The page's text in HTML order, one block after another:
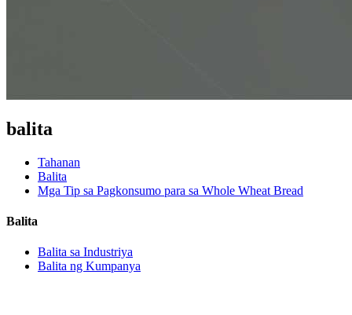
balita
Tahanan
Balita
Mga Tip sa Pagkonsumo para sa Whole Wheat Bread
Balita
Balita sa Industriya
Balita ng Kumpanya